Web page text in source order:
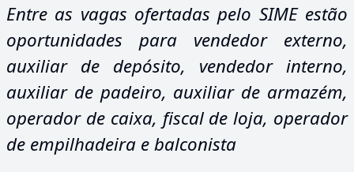
Entre as vagas ofertadas pelo SIME estão
oportunidades para vendedor externo,
auxiliar de depósito, vendedor interno,
auxiliar de padeiro, auxiliar de armazém,
operador de caixa, fiscal de loja, operador
de empilhadeira e balconista